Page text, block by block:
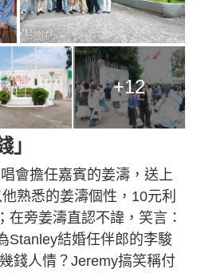
+12
會擔任嘉賓的姜濤，送上
熟悉的姜濤個性，10元利
在旁姜濤直認不諱，笑言：
Stanley結婚任伴郎的李駿
錢人情？Jeremy搞笑稱付